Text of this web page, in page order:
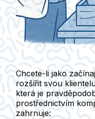
Chcete-li jako
rozšířit svou
která je
prostřednictvím
zahrnuje: